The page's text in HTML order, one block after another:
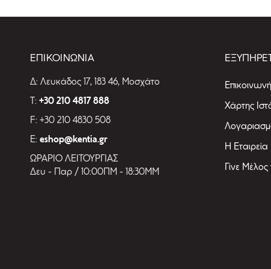
ΕΠΙΚΟΙΝΩΝΙΑ
Δ: Λευκάδος 17, 183 46, Μοσχάτο
T: +30 210 4817 888
F: +30 210 4830 508
E: eshop@kentia.gr
ΩΡΑΡΙΟ ΛΕΙΤΟΥΡΓΙΑΣ
Δευ - Παρ / 10:00ΠΜ - 18:30ΜΜ
Χάρτης
Η Εταιρεία
Γίνε